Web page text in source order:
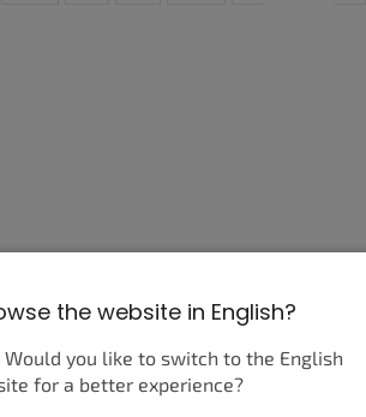
the website in English?
you like to switch to the English
for a better experience?